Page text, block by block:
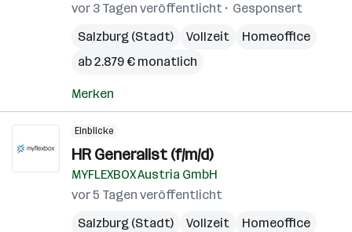
vor 3 Tagen veröffentlicht
Gesponsert
Salzburg (Stadt)
Vollzeit
Homeoffice
ab 2.879 € monatlich
Merken
Einblicke
HR Generalist (f/m/d)
MYFLEXBOX Austria GmbH
vor 5 Tagen veröffentlicht
Salzburg (Stadt)
Vollzeit
Homeoffice